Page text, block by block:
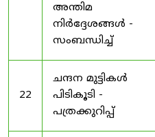
അന്തിമ
നിർദ്ദേശങ്ങൾ -
സംബന്ധിച്ച്
22
ചന്ദന മുട്ടികൾ
പിടികൂടി -
പത്രക്കുറിപ്പ്